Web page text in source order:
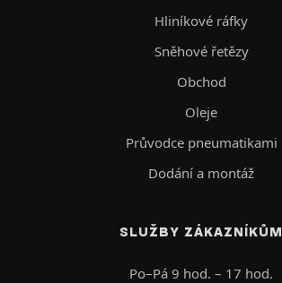
Hliníkové ráfky
Sněhové řetězy
Obchod
Oleje
Průvodce pneumatikami
Dodání a montáž
SLUŽBY ZÁKAZNÍKŮM
Po–Pá 9 hod. – 17 hod.